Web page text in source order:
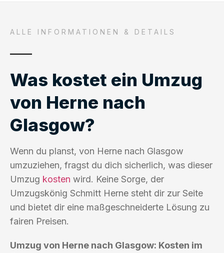
ALLE INFORMATIONEN & DETAILS
Was kostet ein Umzug
von Herne nach
Glasgow?
Wenn du planst, von Herne nach Glasgow
umzuziehen, fragst du dich sicherlich, was dieser
Umzug kosten wird. Keine Sorge, der
Umzugskönig Schmitt Herne steht dir zur Seite
und bietet dir eine maßgeschneiderte Lösung zu
fairen Preisen.
Umzug von Herne nach Glasgow: Kosten im